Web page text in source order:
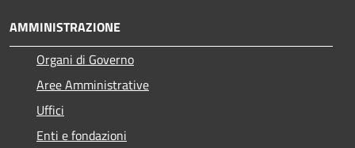
AMMINISTRAZIONE
Organi di Governo
Aree Amministrative
Uffici
Enti e fondazioni